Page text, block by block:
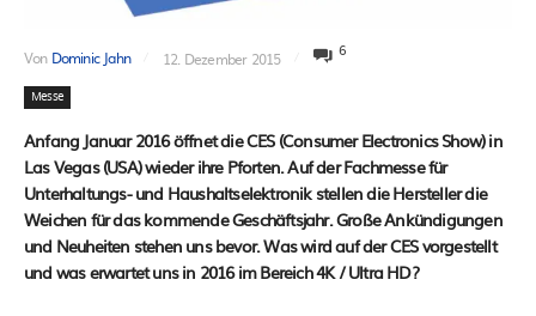
Von Dominic Jahn 12. Dezember 2015 6
Messe
Anfang Januar 2016 öffnet die CES (Consumer Electronics Show) in
Las Vegas (USA) wieder ihre Pforten. Auf der Fachmesse für
Unterhaltungs- und Haushaltselektronik stellen die Hersteller die
Weichen für das kommende Geschäftsjahr. Große Ankündigungen
und Neuheiten stehen uns bevor. Was wird auf der CES vorgestellt
und was erwartet uns in 2016 im Bereich 4K / Ultra HD?